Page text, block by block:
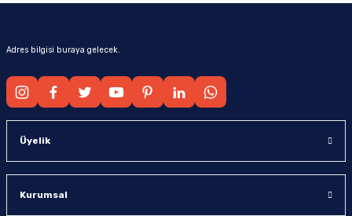
Adres bilgisi buraya gelecek.
Üyelik
Kurumsal